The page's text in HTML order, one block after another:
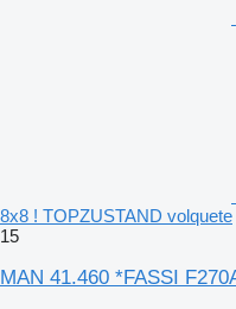
8x8 ! TOPZUSTAND volquete
15
MAN 41.460 *FASSI